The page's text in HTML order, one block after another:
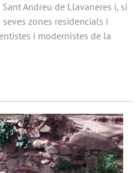
Andreu de Llavaneres i, si
zones residencials i
i modernistes de la